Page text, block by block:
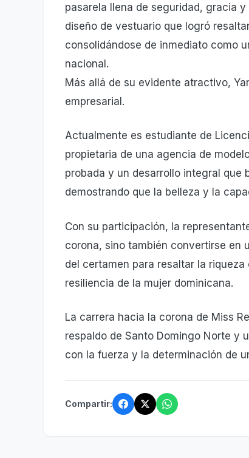
pasarela llena de seguridad, gracia
diseño de vestuario que logró
consolidándose de inmediato como
nacional.
​Más allá de su evidente atractivo,
empresarial.
Actualmente es estudiante de
propietaria de una agencia de
probada y un desarrollo integral que
demostrando que la belleza y la
​Con su participación, la
corona, sino también convertirse en
del certamen para resaltar la
resiliencia de la mujer dominicana.
​La carrera hacia la corona de Miss
respaldo de Santo Domingo Norte y
con la fuerza y la determinación de
Compartir: